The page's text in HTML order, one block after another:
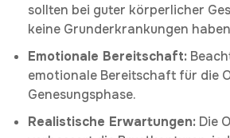
sollten bei guter körperlicher
keine Grunderkrankungen
Emotionale Bereitschaft:
emotionale Bereitschaft für die
Genesungsphase.
Realistische Erwartungen: Die